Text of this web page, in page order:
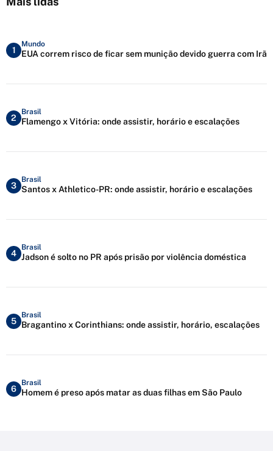
1
Mundo
EUA correm risco de ficar sem munição devido guerra com Irã
2
Brasil
Flamengo x Vitória: onde assistir, horário e escalações
3
Brasil
Santos x Athletico-PR: onde assistir, horário e escalações
4
Brasil
Jadson é solto no PR após prisão por violência doméstica
5
Brasil
Bragantino x Corinthians: onde assistir, horário, escalações
6
Brasil
Homem é preso após matar as duas filhas em São Paulo